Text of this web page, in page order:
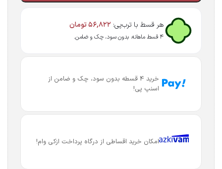
هر قسط با ترب‌پی: ۵۶,۸۲۲تومان
۴ قسط ماهانه. بدون سود، چک و ضامن.
خرید 4 قسطه بدون سود، چک و ضامن از
اسنپ پی!
امکان خرید اقساطی از درگاه پرداخت ازکی وام!